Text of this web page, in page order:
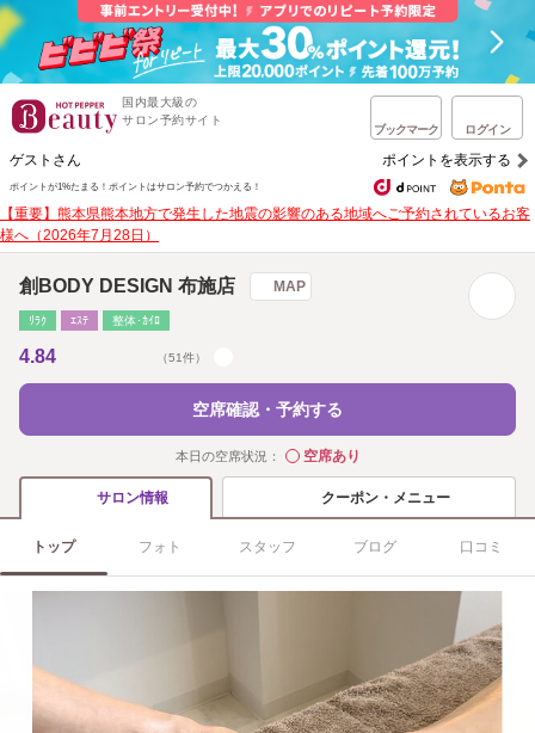
国内最大級の
サロン予約サイト
ブックマーク ログイン
ゲストさん ポイントを表示する
ポイントが1%たまる！ ポイントはサロン予約でつかえる！
【重要】熊本県熊本地方で発生した地震の影響のある地域へご予約されているお客
様へ（2026年7月28日）
創BODY DESIGN 布施店 MAP
ﾘﾗｸ ｴｽﾃ 整体･ｶｲﾛ
4.84 （51件）
空席確認・予約する
本日の空席状況： ◯空席あり
サロン情報 クーポン・メニュー
トップ フォト スタッフ ブログ 口コミ